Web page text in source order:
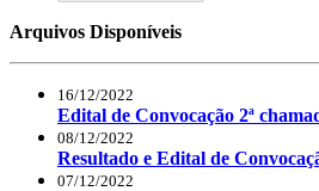
Arquivos Disponíveis
16/12/2022
Edital de Convocação 2ª
08/12/2022
Resultado e Edital de
07/12/2022